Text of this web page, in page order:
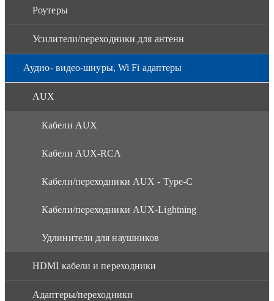
Роутеры
Усилители/переходники для антенн
Аудио- видео-шнуры, Wi Fi адаптеры
AUX
Кабели AUX
Кабели AUX-RCA
Кабели/переходники AUX - Type-C
Кабели/переходники AUX-Lightning
Удлинители для наушников
HDMI кабели и переходники
Адаптеры/переходники